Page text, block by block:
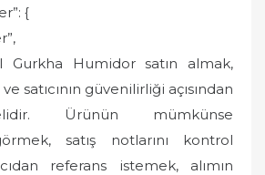
{
Gurkha Humidor satın almak,
satıcının güvenilirliği açısından
Ürünün mümkünse
satış notlarını kontrol
referans istemek, alımın